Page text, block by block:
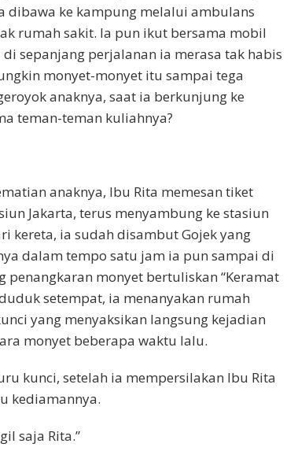
dibawa ke kampung melalui ambulans
rumah sakit. Ia pun ikut bersama mobil
sepanjang perjalanan ia merasa tak habis
monyet-monyet itu sampai tega
anaknya, saat ia berkunjung ke
teman-teman kuliahnya?
anaknya, Ibu Rita memesan tiket
Jakarta, terus menyambung ke stasiun
kereta, ia sudah disambut Gojek yang
dalam tempo satu jam ia pun sampai di
penangkaran monyet bertuliskan “Keramat
setempat, ia menanyakan rumah
yang menyaksikan langsung kejadian
monyet beberapa waktu lalu.
kunci, setelah ia mempersilakan Ibu Rita
kediamannya.
saja Rita.”